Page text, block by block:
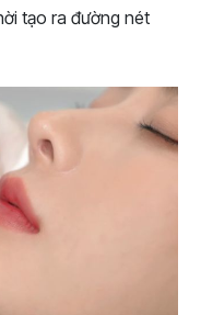
tạo ra đường nét